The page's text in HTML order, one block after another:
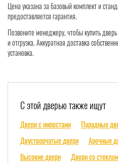
Цена указана за базовый комплект и
предоставляется гарантия.
Позвоните менеджеру, чтобы купить
и отгрузка. Аккуратная доставка
установка.
С этой дверью также ищут
Двери с импостами Парадные
Двустворчатые двери
Арочные
Высокие двери
Двери со стеклом